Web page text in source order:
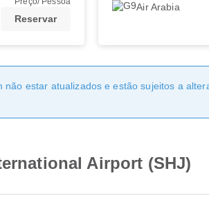
Reservar
Air Arabia
estar atualizados e estão sujeitos a
Airport (SHJ)